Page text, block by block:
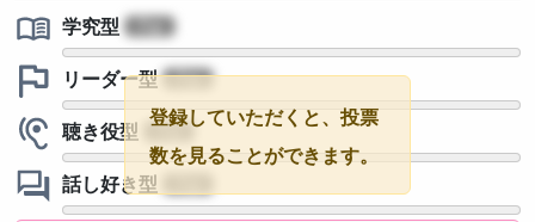
学究型
?
リーダー型
?
聴き役型
?
話し好き型
登録していただくと、投票
数を見ることができます。